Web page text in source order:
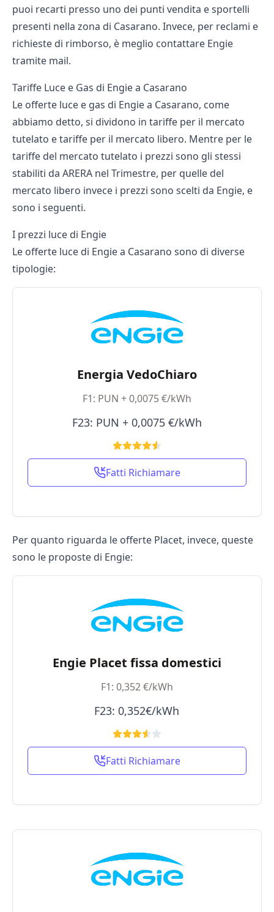
puoi recarti presso uno dei punti vendita e sportelli
presenti nella zona di Casarano. Invece, per reclami e
richieste di rimborso, è meglio contattare Engie
tramite mail.
Tariffe Luce e Gas di Engie a Casarano
Le offerte luce e gas di Engie a Casarano, come
abbiamo detto, si dividono in tariffe per il mercato
tutelato e tariffe per il mercato libero. Mentre per le
tariffe del mercato tutelato i prezzi sono gli stessi
stabiliti da ARERA nel Trimestre, per quelle del
mercato libero invece i prezzi sono scelti da Engie, e
sono i seguenti.
I prezzi luce di Engie
Le offerte luce di Engie a Casarano sono di diverse
tipologie:
Energia VedoChiaro
F1: PUN + 0,0075 €/kWh
F23: PUN + 0,0075 €/kWh
Fatti Richiamare
Per quanto riguarda le offerte Placet, invece, queste
sono le proposte di Engie:
Engie Placet fissa domestici
F1: 0,352 €/kWh
F23: 0,352€/kWh
Fatti Richiamare